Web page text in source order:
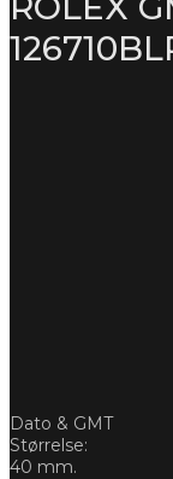
Dato & GMT
Størrelse:
40 mm.